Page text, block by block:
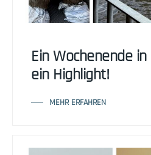
Ein Wochenende
ein Highlight!
MEHR ERFAHREN